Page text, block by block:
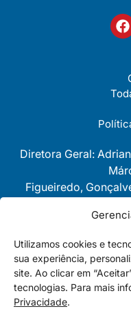
Utilizamos cookies e
sua experiência,
site. Ao clicar em
tecnologias. Para mais
Privacidade.
Diretora Geral:
Figueiredo,
total
dos